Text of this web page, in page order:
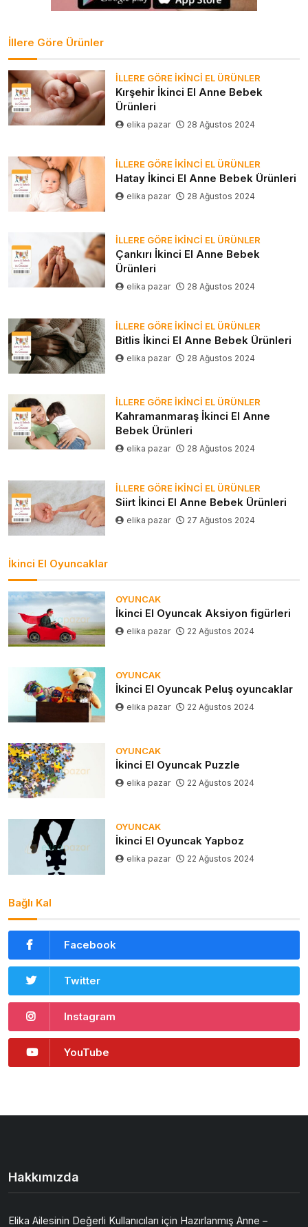
İllere Göre Ürünler
İLLERE GÖRE İKINCI EL ÜRÜNLER
Kırşehir İkinci El Anne Bebek
Ürünleri
elika pazar 28 Ağustos 2024
İLLERE GÖRE İKINCI EL ÜRÜNLER
Hatay İkinci El Anne Bebek Ürünleri
elika pazar 28 Ağustos 2024
İLLERE GÖRE İKINCI EL ÜRÜNLER
Çankırı İkinci El Anne Bebek
Ürünleri
elika pazar 28 Ağustos 2024
İLLERE GÖRE İKINCI EL ÜRÜNLER
Bitlis İkinci El Anne Bebek Ürünleri
elika pazar 28 Ağustos 2024
İLLERE GÖRE İKINCI EL ÜRÜNLER
Kahramanmaraş İkinci El Anne
Bebek Ürünleri
elika pazar 28 Ağustos 2024
İLLERE GÖRE İKINCI EL ÜRÜNLER
Siirt İkinci El Anne Bebek Ürünleri
elika pazar 27 Ağustos 2024
İkinci El Oyuncaklar
OYUNCAK
İkinci El Oyuncak Aksiyon figürleri
elika pazar 22 Ağustos 2024
OYUNCAK
İkinci El Oyuncak Peluş oyuncaklar
elika pazar 22 Ağustos 2024
OYUNCAK
İkinci El Oyuncak Puzzle
elika pazar 22 Ağustos 2024
OYUNCAK
İkinci El Oyuncak Yapboz
elika pazar 22 Ağustos 2024
Bağlı Kal
Facebook
Twitter
Instagram
YouTube
Hakkımızda
Elika Ailesinin Değerli Kullanıcıları için Hazırlanmış Anne –